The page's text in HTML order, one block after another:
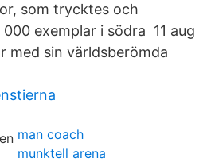
som trycktes och
exemplar i södra 11 aug
med sin världsberömda
man coach
munktell arena